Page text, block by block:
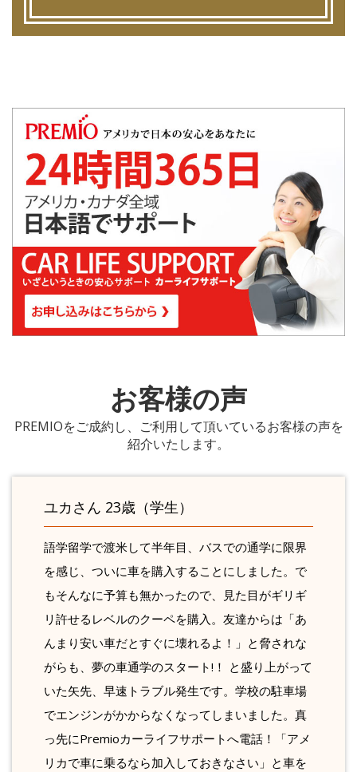
お客様の声
PREMIOをご成約し、ご利用して頂いているお客様の声を
紹介いたします。
ユカさん 23歳（学生）
語学留学で渡米して半年目、バスでの通学に限界
を感じ、ついに車を購入することにしました。で
もそんなに予算も無かったので、見た目がギリギ
リ許せるレベルのクーペを購入。友達からは「あ
んまり安い車だとすぐに壊れるよ！」と脅されな
がらも、夢の車通学のスタート!！ と盛り上がって
いた矢先、早速トラブル発生です。学校の駐車場
でエンジンがかからなくなってしまいました。真
っ先にPremioカーライフサポートへ電話！「アメ
リカで車に乗るなら加入しておきなさい」と車を